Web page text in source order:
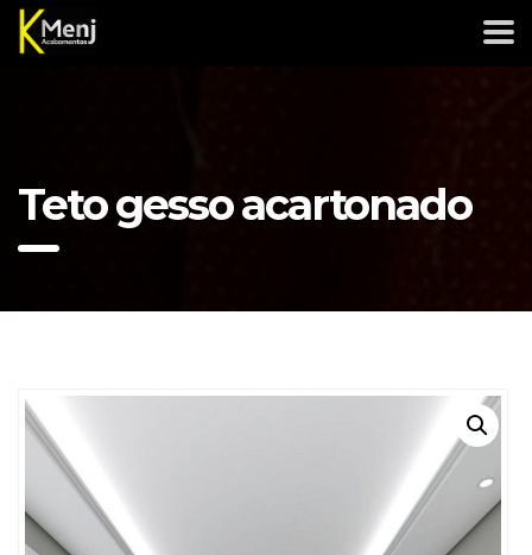
Teto gesso acartonado